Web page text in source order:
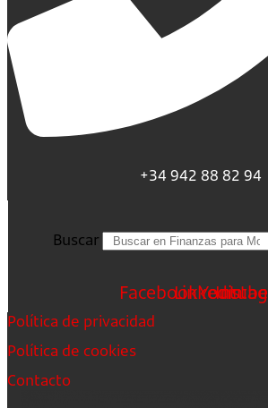
+34 942 88 82 94
Buscar
FacebookLinkedin
Youtube
Política de privacidad
Política de cookies
Contacto